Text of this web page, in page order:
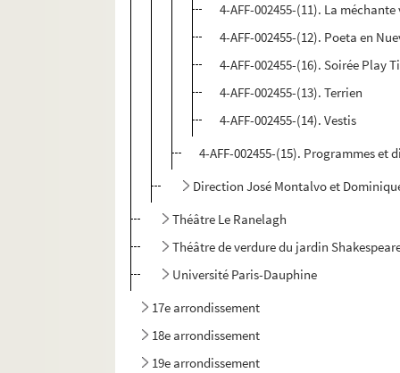
4-AFF-002455-(11). La méchante
4-AFF-002455-(12). Poeta en
4-AFF-002455-(16). Soirée Play
4-AFF-002455-(13). Terrien
4-AFF-002455-(14). Vestis
4-AFF-002455-(15). Programmes et
Direction José Montalvo et
Théâtre Le Ranelagh
Théâtre de verdure du jardin
Université Paris-Dauphine
17e arrondissement
18e arrondissement
19e arrondissement